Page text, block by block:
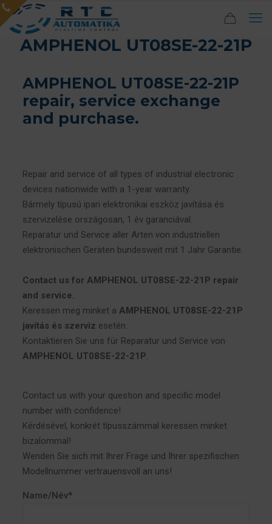
AMPHENOL UT08SE-22-21P
AMPHENOL UT08SE-22-21P
repair, service exchange
and purchase.
Repair and service of all types of industrial electronic
devices nationwide with a 1-year warranty.
Bármely típusú ipari elektronikai eszköz javítása és
szervizelése országosan, 1 év garanciával.
Reparatur und Service aller Arten von industriellen
elektronischen Geräten bundesweit mit 1 Jahr Garantie.
Contact us for AMPHENOL UT08SE-22-21P repair
and service.
Keressen meg minket a AMPHENOL UT08SE-22-21P
javítás és szerviz esetén.
Kontaktieren Sie uns für Reparatur und Service von
AMPHENOL UT08SE-22-21P.
Contact us with your question and specific model
number with confidence!
Kérdésével, konkrét típusszámmal keressen minket
bizalommal!
Wenden Sie sich mit Ihrer Frage und Ihrer spezifischen
Modellnummer vertrauensvoll an uns!
Name/Név*